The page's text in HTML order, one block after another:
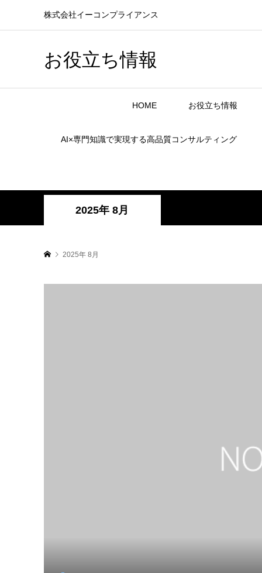
株式会社イーコンプライアンス
お役立ち情報
HOME お役立ち情報
AI×専門知識で実現する高品質コンサルティング
2025年 8月
2025年 8月